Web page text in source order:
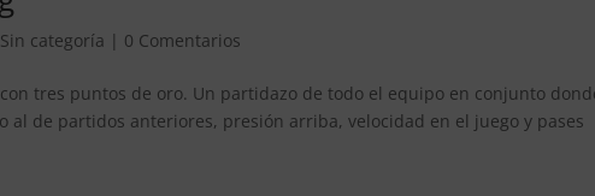
Sin categoría | 0 Comentarios
tres puntos de oro. Un partidazo de todo el equipo en conjunto
de partidos anteriores, presión arriba, velocidad en el juego y pases